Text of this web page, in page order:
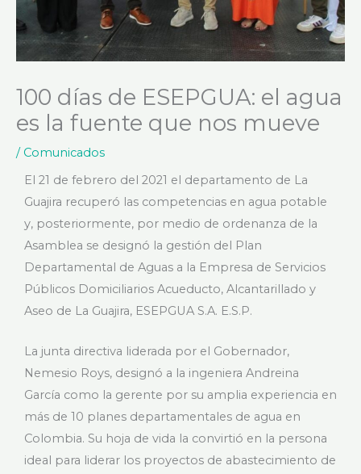
100 días de ESEPGUA: el agua
es la fuente que nos mueve
/ Comunicados
El 21 de febrero del 2021 el departamento de La
Guajira recuperó las competencias en agua potable
y, posteriormente, por medio de ordenanza de la
Asamblea se designó la gestión del Plan
Departamental de Aguas a la Empresa de Servicios
Públicos Domiciliarios Acueducto, Alcantarillado y
Aseo de La Guajira, ESEPGUA S.A. E.S.P.
La junta directiva liderada por el Gobernador,
Nemesio Roys, designó a la ingeniera Andreina
García como la gerente por su amplia experiencia en
más de 10 planes departamentales de agua en
Colombia. Su hoja de vida la convirtió en la persona
ideal para liderar los proyectos de abastecimiento de